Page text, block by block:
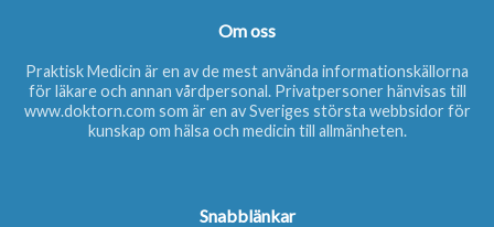
Om oss
Praktisk Medicin är en av de mest använda informationskällorna
för läkare och annan vårdpersonal. Privatpersoner hänvisas till
www.doktorn.com som är en av Sveriges största webbsidor för
kunskap om hälsa och medicin till allmänheten.
Snabblänkar